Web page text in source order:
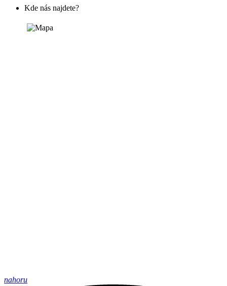
Kde nás najdete?
nahoru